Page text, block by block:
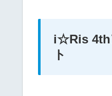
i☆Ris 4th
ト